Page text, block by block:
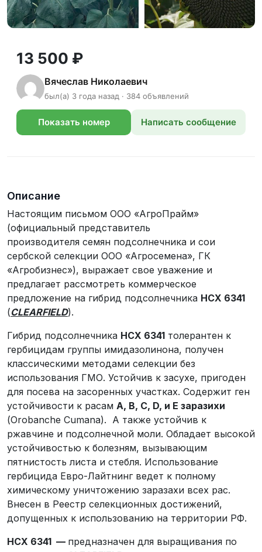
13 500 ₽
Вячеслав Николаевич
был(а) 3 года назад · 384 объявлений
Показать номер Написать сообщение
Описание
Настоящим письмом ООО «АгроПрайм»
(официальный представитель
производителя семян подсолнечника и сои
сербской селекции ООО «Агросемена», ГК
«Агробизнес»), выражает свое уважение и
предлагает рассмотреть коммерческое
предложение на гибрид подсолнечника НСХ 6341
(CLEARFIELD).
Гибрид подсолнечника НСХ 6341 толерантен к
гербицидам группы имидазолинона, получен
классическими методами селекции без
использования ГМО. Устойчив к засухе, пригоден
для посева на засоренных участках. Содержит ген
устойчивости к расам А, B, C, D, и Е заразихи
(Orobanche Cumana). А также устойчив к
ржавчине и подсолнечной моли. Обладает высокой
устойчивостью к болезням, вызывающим
пятнистость листа и стебля. Использование
гербицида Евро-Лайтнинг ведет к полному
химическому уничтожению заразахи всех рас.
Внесен в Реестр селекционных достижений,
допущенных к использованию на территории РФ.
НСХ 6341 — предназначен для выращивания по